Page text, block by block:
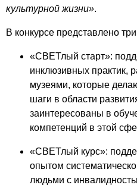
культурной жизни».
В конкурсе представлено
«СВЕТлый старт»:
инклюзивных практик,
музеями, которые
шаги в области
заинтересованы в
компетенций в этой
«СВЕТлый курс»:
опытом
людьми с